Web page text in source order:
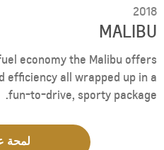
2018
MALIBU
economy the Malibu offers
efficiency all wrapped up in a
fun-to-drive, sporty package.
لمحة